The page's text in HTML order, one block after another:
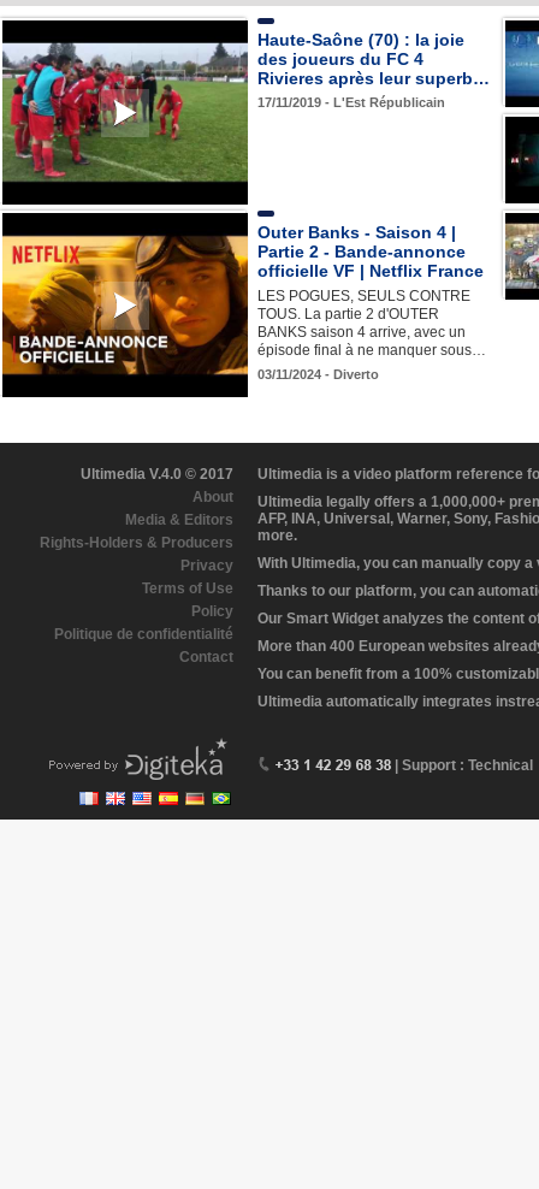
Haute-Saône (70) : la joie
des joueurs du FC 4
Rivieres après leur superb…
17/11/2019 - L'Est Républicain
Outer Banks - Saison 4 |
Partie 2 - Bande-annonce
officielle VF | Netflix France
LES POGUES, SEULS CONTRE
TOUS. La partie 2 d'OUTER
BANKS saison 4 arrive, avec un
épisode final à ne manquer sous…
03/11/2024 - Diverto
Ultimedia V.4.0 © 2017
About
Media & Editors
Rights-Holders & Producers
Privacy
Terms of Use
Policy
Politique de confidentialité
Contact
Ultimedia is a video platform reference
Ultimedia legally offers a 1,000,000+
AFP, INA, Universal, Warner, Sony,
more.
With Ultimedia, you can manually copy
Thanks to our platform, you can
Our Smart Widget analyzes the content
More than 400 European websites
You can benefit from a 100%
Ultimedia automatically integrates
| Support : Technical